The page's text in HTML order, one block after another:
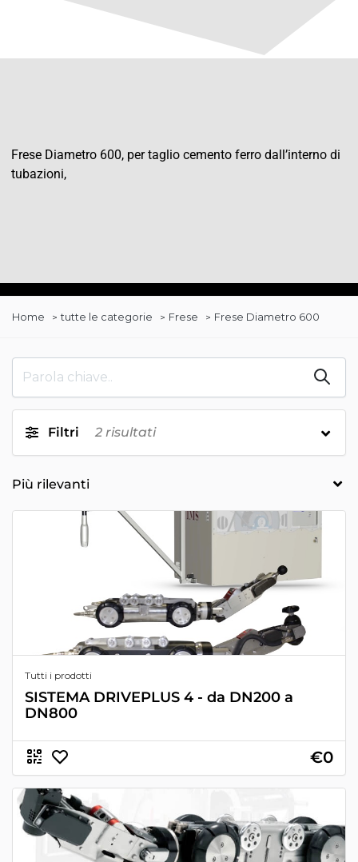
Frese Diametro 600, per taglio cemento ferro dall’interno di
tubazioni,
Home tutte le categorie Frese Frese Diametro 600
Filtri 2 risultati
Tutti i prodotti
SISTEMA DRIVEPLUS 4 - da DN200 a
DN800
€0